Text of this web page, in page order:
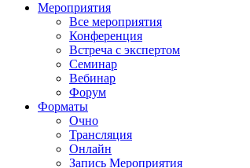
Мероприятия
Все мероприятия
Конференция
Встреча с экспертом
Семинар
Вебинар
Форум
Форматы
Очно
Трансляция
Онлайн
Запись Мероприятия